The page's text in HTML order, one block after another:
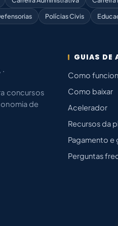
Polícias Civis
concursos
de
GUIAS DE
Como
Como baixar
Acelerador
Recursos da
Pagamento e
Perguntas